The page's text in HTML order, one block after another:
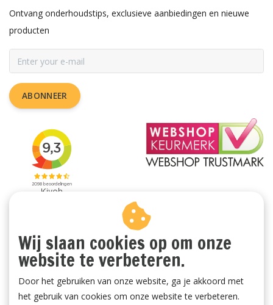
Ontvang onderhoudstips, exclusieve aanbiedingen en nieuwe
producten
ABONNEER
Wij slaan cookies op om onze
website te verbeteren.
Door het gebruiken van onze website, ga je akkoord met
het gebruik van cookies om onze website te verbeteren.